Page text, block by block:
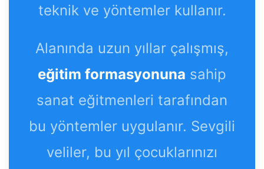
teknik ve yöntemler kullanır.
Alanında uzun yıllar çalışmış,
eğitim formasyonuna sahip
sanat eğitmenleri tarafından
bu yöntemler uygulanır. Sevgili
veliler, bu yıl çocuklarınızı